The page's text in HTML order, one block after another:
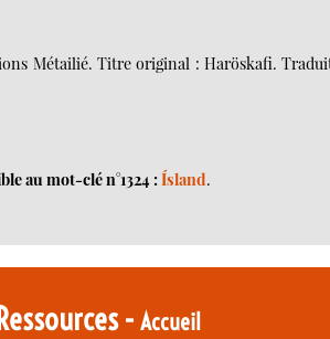
Métailié. Titre original : Haröskafi.
au mot-clé n°1324 :Ísland.
-Accueil